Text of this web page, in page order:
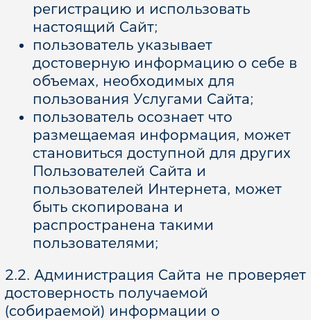
регистрацию и использовать
настоящий Сайт;
пользователь указывает
достоверную информацию о себе в
объемах, необходимых для
пользования Услугами Сайта;
пользователь осознает что
размещаемая информация, может
становиться доступной для других
Пользователей Сайта и
пользователей Интернета, может
быть скопирована и
распространена такими
пользователями;
2.2. Администрация Сайта не проверяет
достоверность получаемой
(собираемой) информации о